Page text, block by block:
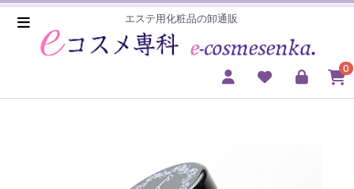
エステ用化粧品の卸通販
0